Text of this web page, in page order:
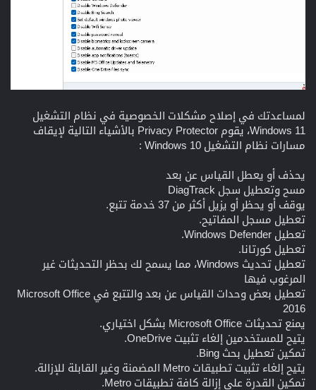
لمساعدتك في إصلاح مشكلات الخصوصية في نظام التشغيل
Windows 11، يقوم Privacy Protector بالأشياء التالية لإيقاف
مسارات نظام التشغيل Windows 10 :
يحذف أو يعطل القياس عن بعد
مسح وتعطيل سجل DiagTrack
يوقف أو يحظر أو يزيل أكثر من 37 خدمة تتبع.
تعطيل مسجل المفاتيح.
تعطيل Windows Defender.
تعطيل كورتانا.
تعطيل تحديث Windows، مما يسمح لك بحظر التحديثات غير
المرغوب فيها
تعطيل بعض وحدات القياس عن بعد والتتبع في Microsoft Office
2016
يمنع تحديثات Microsoft Office بشكل اختياري.
يتيح للمستخدمين إلغاء تثبيت OneDrive.
تمكين تعطيل بحث Bing.
يتيح إلغاء تثبيت تطبيقات Metro المضمنة وغير القابلة للإزالة.
تمكين القدرة على إزالة كافة تطبيقات Metro.